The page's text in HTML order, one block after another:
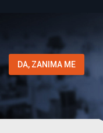
DA, ZANIMA ME